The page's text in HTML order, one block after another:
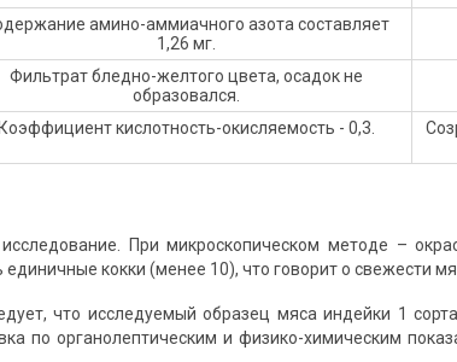
амино-аммиачного азота составляет
1,26 мг.
Фильтрат бледно-желтого цвета, осадок не
образовался.
Коэффициент кислотность-окисляемость - 0,3.
При микроскопическом методе –
кокки (менее 10), что говорит о свежести
что исследуемый образец мяса индейки 1
по органолептическим и физико-химическим